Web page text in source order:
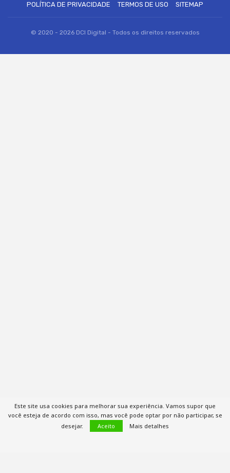
POLÍTICA DE PRIVACIDADE
TERMOS DE USO SITEMAP
© 2020 - 2026 DCI Digital - Todos os direitos reservados
Este site usa cookies para melhorar sua experiência. Vamos supor que
você esteja de acordo com isso, mas você pode optar por não participar, se
desejar.
Aceito Mais detalhes